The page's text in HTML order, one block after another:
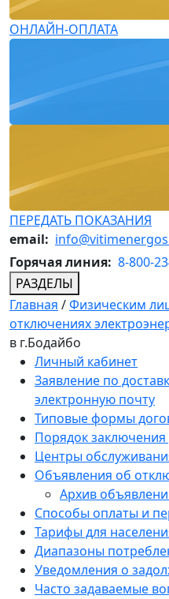
ОНЛАЙН-ОПЛАТА
ПЕРЕДАТЬ ПОКАЗАНИЯ
email:
Горячая линия: 8-800-
РАЗДЕЛЫ
Главная /Физическим
отключениях
в г.Бодайбо
Личный кабинет
Заявление по
электронную почту
Типовые формы
Порядок
Центры
Объявления об
Архив
Способы оплаты и
Тарифы для
Диапазоны
Уведомления о
Часто задаваемые